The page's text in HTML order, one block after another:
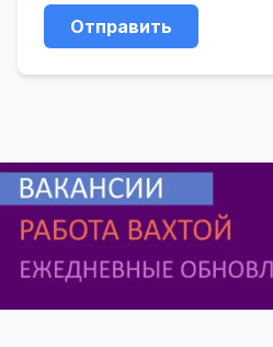
Отправить